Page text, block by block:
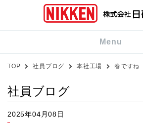
Menu
TOP 社員ブログ 本社工場 春ですね
社員ブログ
2025年04月08日